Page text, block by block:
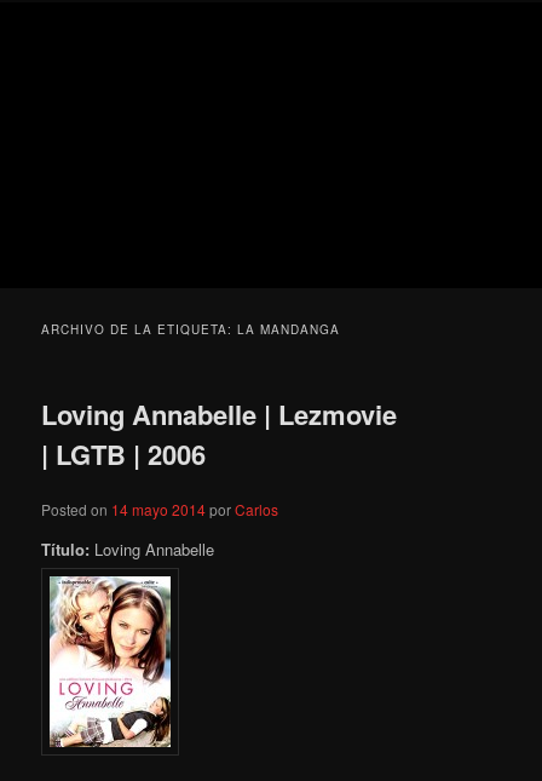
ARCHIVO DE LA ETIQUETA:LA MANDANGA
Loving Annabelle | Lezmovie
| LGTB | 2006
Posted on 14 mayo 2014porCarlos
Título: Loving Annabelle